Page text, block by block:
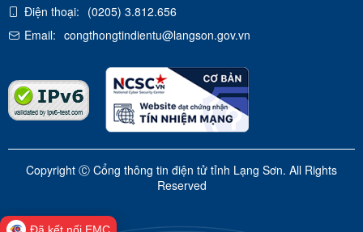
Điện thoại: (0205) 3.812.656
Email: congthongtindientu@langson.gov.vn
Copyright Ⓒ Cổng thông tin điện tử tỉnh Lạng Sơn. All Rights
Reserved